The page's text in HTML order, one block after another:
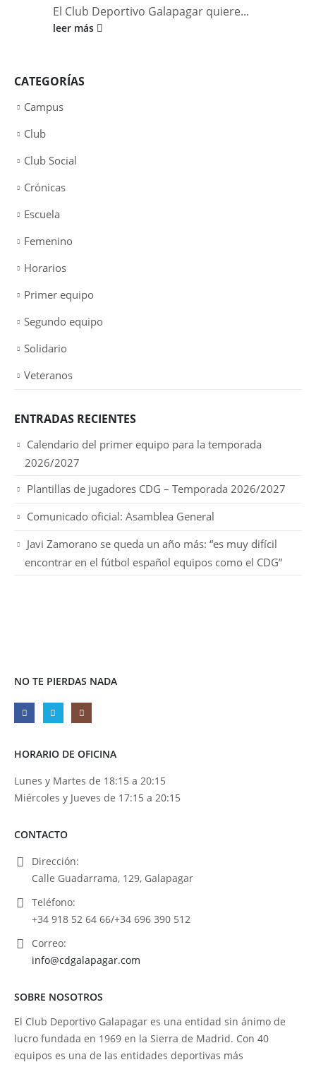
El Club Deportivo Galapagar quiere...
leer más
CATEGORÍAS
Campus
Club
Club Social
Crónicas
Escuela
Femenino
Horarios
Primer equipo
Segundo equipo
Solidario
Veteranos
ENTRADAS RECIENTES
Calendario del primer equipo para la temporada
2026/2027
Plantillas de jugadores CDG – Temporada 2026/2027
Comunicado oficial: Asamblea General
Javi Zamorano se queda un año más: “es muy difícil
encontrar en el fútbol español equipos como el CDG”
NO TE PIERDAS NADA
HORARIO DE OFICINA
Lunes y Martes de 18:15 a 20:15
Miércoles y Jueves de 17:15 a 20:15
CONTACTO
Dirección:
Calle Guadarrama, 129, Galapagar
Teléfono:
+34 918 52 64 66/+34 696 390 512
Correo:
info@cdgalapagar.com
SOBRE NOSOTROS
El Club Deportivo Galapagar es una entidad sin ánimo de
lucro fundada en 1969 en la Sierra de Madrid. Con 40
equipos es una de las entidades deportivas más